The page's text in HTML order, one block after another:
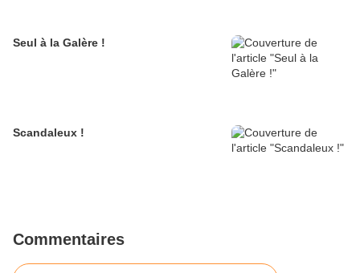
Seul à la Galère !
Scandaleux !
Commentaires